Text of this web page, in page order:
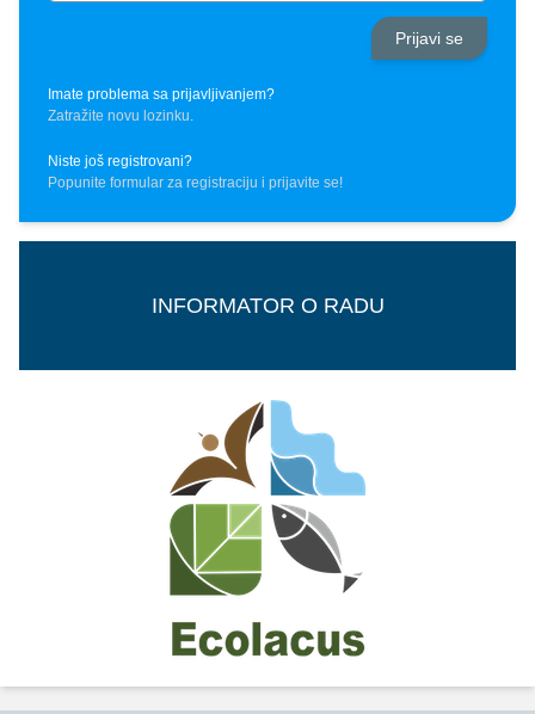
Imate problema sa prijavljivanjem?
Zatražite novu lozinku.
Niste još registrovani?
Popunite formular za registraciju i prijavite se!
INFORMATOR O RADU